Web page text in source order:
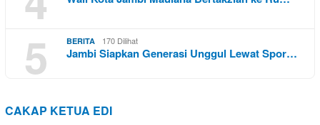
5 BERITA 170 Dilihat
Jambi Siapkan Generasi Unggul Lewat Spor…
CAKAP KETUA EDI